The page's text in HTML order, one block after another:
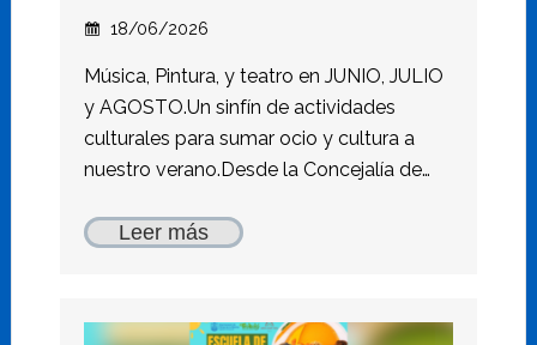
18/06/2026
Música, Pintura, y teatro en JUNIO, JULIO
y AGOSTO.Un sinfín de actividades
culturales para sumar ocio y cultura a
nuestro verano.Desde la Concejalía de…
Leer más